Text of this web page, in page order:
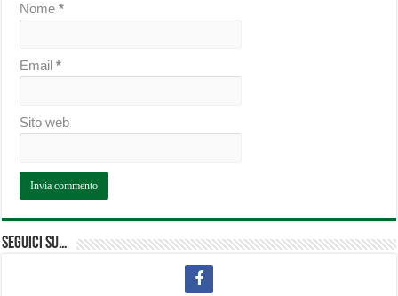
Nome*
Email*
Sito web
Seguici su…